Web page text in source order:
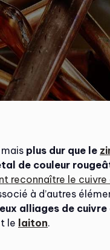
mais plus dur que le
de couleur
reconnaître le cuivre
à d’autres
alliages de cuivre
le laiton.